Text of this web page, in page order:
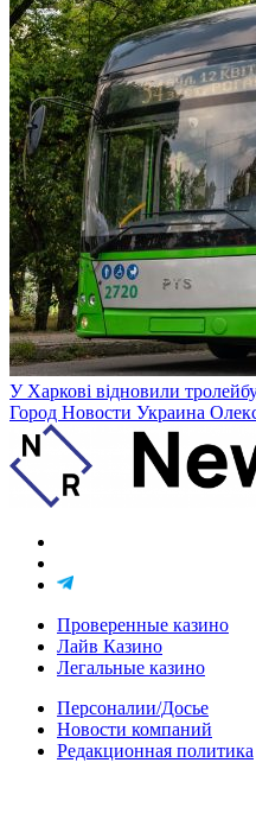
У Харкові відновили
Город Новости Украина
Проверенные казино
Лайв Казино
Легальные казино
Персоналии/Досье
Новости компаний
Редакционная политика